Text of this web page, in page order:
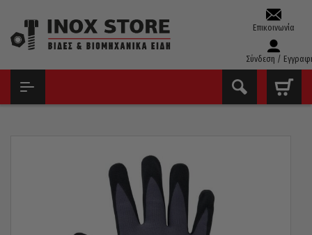
Επικοινωνία
Σύνδεση /